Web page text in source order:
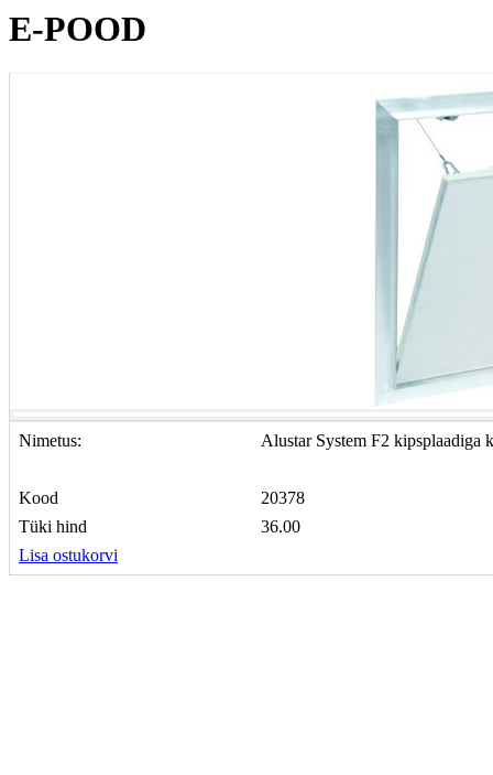
E-POOD
Nimetus: Alustar System F2
Kood
20378
Tüki hind
36.00
Lisa ostukorvi